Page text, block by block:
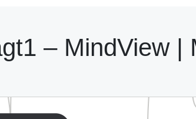
– MindView |